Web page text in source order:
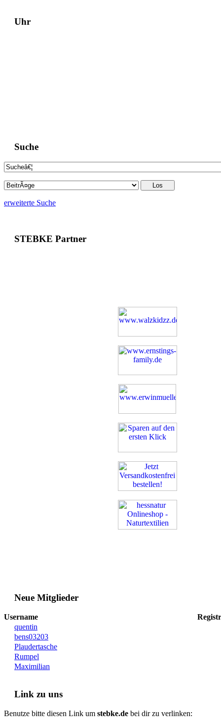
Uhr
Suche
erweiterte Suche
STEBKE Partner
Neue Mitglieder
Username
quentin
bens03203
Plaudertasche
Rumpel
Maximilian
Link zu uns
Benutze bitte diesen Link um stebke.de bei dir zu verlinken: